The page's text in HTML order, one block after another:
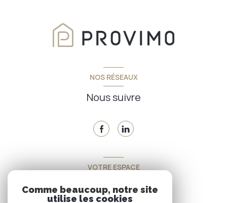
NOS RÉSEAUX
Nous suivre
VOTRE ESPACE
Espace propriétaire
Comme beaucoup, notre site
utilise les cookies